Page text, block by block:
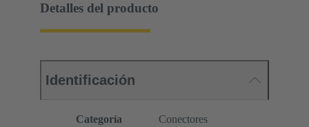
Detalles del producto
Identificación
Categoría
Conectores